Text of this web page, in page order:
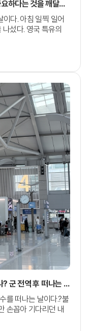
하다는 것을 깨달은
다. 아침 일찍 일어
섰다. 영국 특유의
군 전역 후 떠나는 새
를 떠나는 날이다.?불
손꼽아 기다리던 내